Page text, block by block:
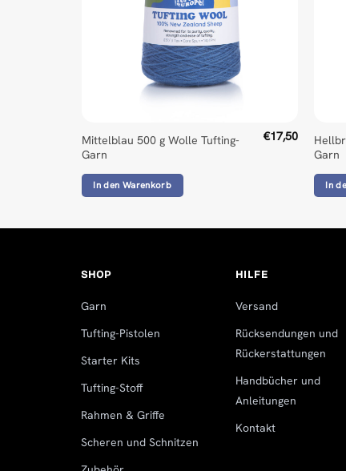
Mittelblau 500 g Wolle Tufting-
Garn
€17,50
In den Warenkorb
Garn
In
SHOP
Garn
Tufting-Pistolen
Starter Kits
Tufting-Stoff
Rahmen & Griffe
Scheren und Schnitzen
HILFE
Versand
Rücksendungen und
Rückerstattungen
Handbücher und
Anleitungen
Kontakt